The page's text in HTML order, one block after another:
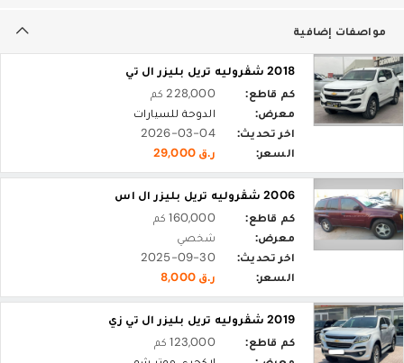
مواصفات إضافية
2018 شڤروليه تريل بليزر ال تي
كم قاطع:
228,000 كم
معرض:
الدوحة للسيارات
اخر تحديث:
2026-03-04
السعر:
ر.ق 29,000
2006 شڤروليه تريل بليزر ال اس
كم قاطع:
160,000 كم
معرض:
شخصي
اخر تحديث:
2025-09-30
السعر:
ر.ق 8,000
2019 شڤروليه تريل بليزر ال تي زي
كم قاطع:
123,000 كم